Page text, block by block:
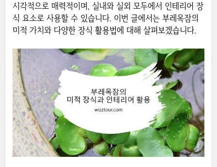
시각적으로 매력적이며, 실내와 실외 모두에서 인테리어 장
식 요소로 사용할 수 있습니다. 이번 글에서는 부레옥잠의
미적 가치와 다양한 장식 활용법에 대해 살펴보겠습니다.